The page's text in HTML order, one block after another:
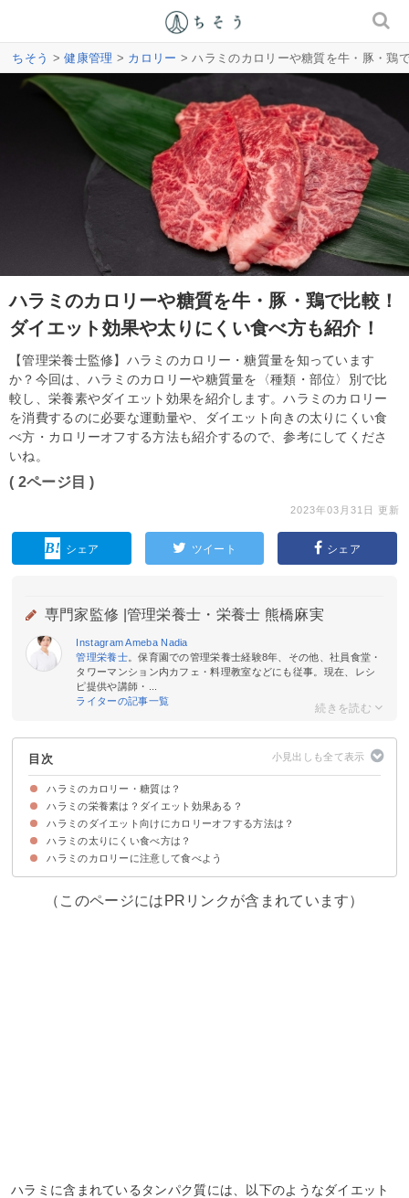
ちそう >健康管理 > カロリー > ハラミのカロリーや糖質を牛・豚・鶏
ハラミのカロリーや糖質を牛・豚・鶏で比較！
ダイエット効果や太りにくい食べ方も紹介！
【管理栄養士監修】ハラミのカロリー・糖質量を知っています
か？今回は、ハラミのカロリーや糖質量を〈種類・部位〉別で比
較し、栄養素やダイエット効果を紹介します。ハラミのカロリー
を消費するのに必要な運動量や、ダイエット向きの太りにくい食
べ方・カロリーオフする方法も紹介するので、参考にしてくださ
いね。
( 2ページ目 )
2023年03月31日 更新
シェア ツイート シェア
専門家監修 | 管理栄養士・栄養士 熊橋麻実
Instagram Ameba Nadia
管理栄養士。保育園での管理栄養士経験8年、その他、社員食堂・
タワーマンション内カフェ・料理教室などにも従事。現在、レシ
ピ提供や講師・...
ライターの記事一覧
目次
ハラミのカロリー・糖質は？
ハラミのカロリー・糖質
牛ハラミのカロリー・糖質量を他の部位の肉と比較
ハラミ(100g)のカロリーを消費するのに必要な運動量
ハラミの栄養素は？ダイエット効果ある？
①タンパク質
②カリウム
③マンガン
④ビタミンE
ハラミのダイエット向けにカロリーオフする方法は？
①焼肉の際はタレをつけ過ぎない
②鶏ハラミを選ぶ
③しっかり焼いて脂を落とす
ハラミの太りにくい食べ方は？
①夜に食べない
②お酒を控えてお茶を飲む
③薬味と一緒に食べて消化を促す
④最初にキムチを食べる
⑤野菜や海藻を先に食べておく
ハラミのカロリーに注意して食べよう
（このページにはPRリンクが含まれています）
ハラミに含まれているタンパク質には、以下のようなダイエット